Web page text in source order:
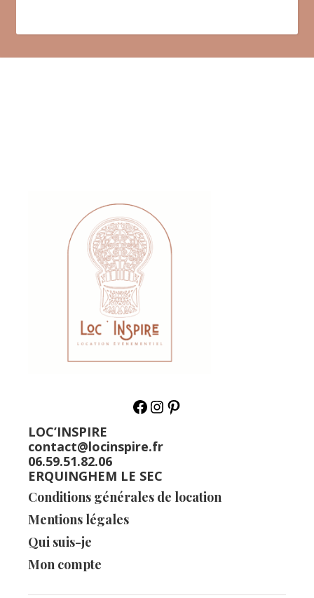
LOC’INSPIRE
contact@locinspire.fr
06.59.51.82.06
ERQUINGHEM LE SEC
Conditions générales de location
Mentions légales
Qui suis-je
Mon compte